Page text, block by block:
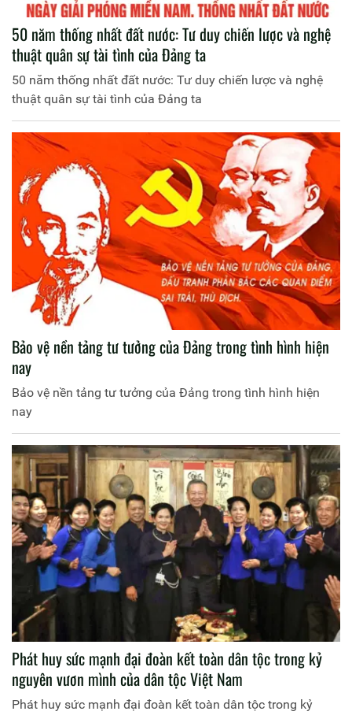
50 năm thống nhất đất nước: Tư duy chiến lược và nghệ
thuật quân sự tài tình của Đảng ta
50 năm thống nhất đất nước: Tư duy chiến lược và nghệ
thuật quân sự tài tình của Đảng ta
Bảo vệ nền tảng tư tưởng của Đảng trong tình hình hiện
nay
Bảo vệ nền tảng tư tưởng của Đảng trong tình hình hiện
nay
Phát huy sức mạnh đại đoàn kết toàn dân tộc trong kỷ
nguyên vươn mình của dân tộc Việt Nam
Phát huy sức mạnh đại đoàn kết toàn dân tộc trong kỷ